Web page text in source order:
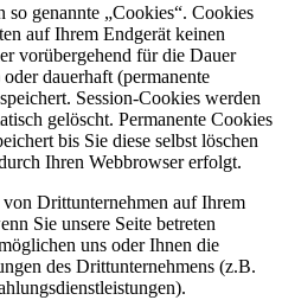
so genannte „Cookies“. Cookies
auf Ihrem Endgerät keinen
vorübergehend für die Dauer
dauerhaft (permanente
Session-Cookies werden
gelöscht. Permanente Cookies
bis Sie diese selbst löschen
Ihren Webbrowser erfolgt.
Drittunternehmen auf Ihrem
Sie unsere Seite betreten
uns oder Ihnen die
des Drittunternehmens (z.B.